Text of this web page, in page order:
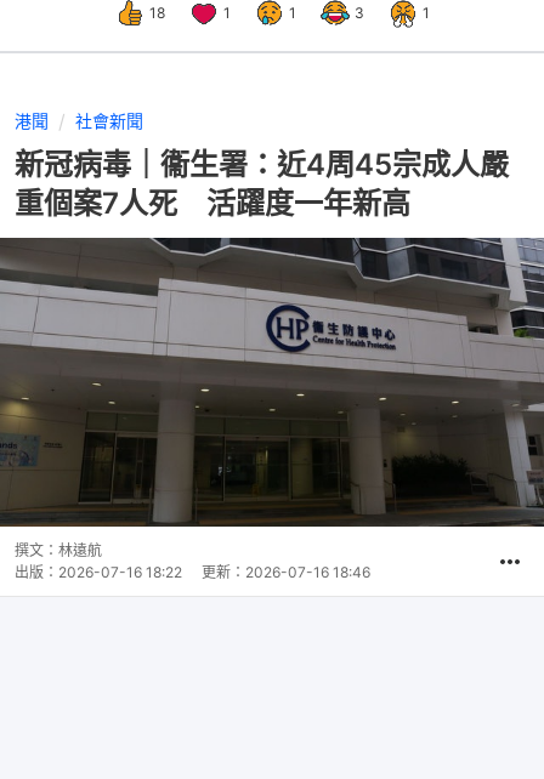
18 1 1 3 1
港聞 社會新聞
新冠病毒｜衞生署：近4周45宗成人嚴
重個案7人死 活躍度一年新高
撰文： 林遠航
出版： 2026-07-16 18:22 更新： 2026-07-16 18:46